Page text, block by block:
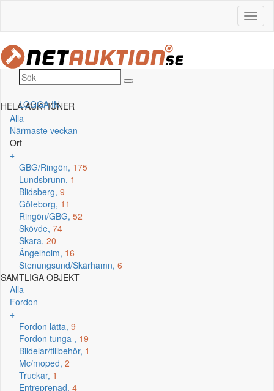
LOGGA IN
HELA AUKTIONER
Alla
Närmaste veckan
Ort
+
GBG/Ringön, 175
Lundsbrunn, 1
Blidsberg, 9
Göteborg, 11
Ringön/GBG, 52
Skövde, 74
Skara, 20
Ängelholm, 16
Stenungsund/Skärhamn, 6
SAMTLIGA OBJEKT
Alla
Fordon
+
Fordon lätta, 9
Fordon tunga , 19
Bildelar/tillbehör, 1
Mc/moped, 2
Truckar, 1
Entreprenad, 4